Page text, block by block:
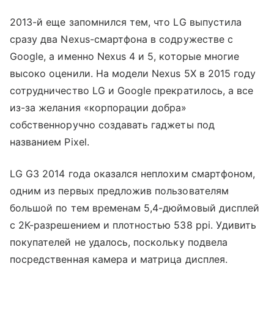
2013-й еще запомнился тем, что LG выпустила
сразу два Nexus-смартфона в содружестве с
Google, а именно Nexus 4 и 5, которые многие
высоко оценили. На модели Nexus 5X в 2015 году
сотрудничество LG и Google прекратилось, а все
из-за желания «корпорации добра»
собственноручно создавать гаджеты под
названием Pixel.
LG G3 2014 года оказался неплохим смартфоном,
одним из первых предложив пользователям
большой по тем временам 5,4-дюймовый дисплей
с 2К-разрешением и плотностью 538 ppi. Удивить
покупателей не удалось, поскольку подвела
посредственная камера и матрица дисплея.